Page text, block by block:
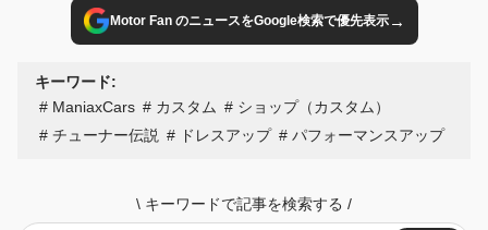
Motor Fan のニュースをGoogle検索で優先表示→
キーワード:
ManiaxCars
カスタム
ショップ（カスタム）
チューナー伝説
ドレスアップ パフォーマンスアップ
\ キーワードで記事を検索する /